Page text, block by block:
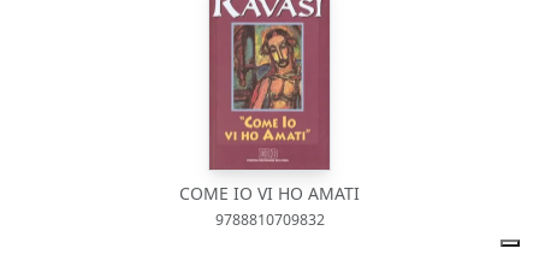
COME IO VI HO AMATI
9788810709832